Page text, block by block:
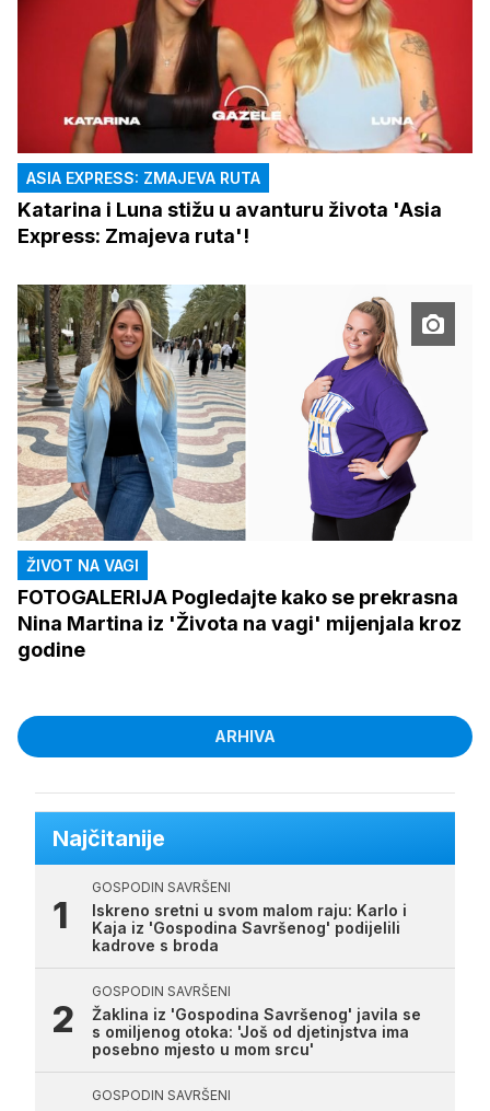
ASIA EXPRESS: ZMAJEVA RUTA
Katarina i Luna stižu u avanturu života 'Asia
Express: Zmajeva ruta'!
ŽIVOT NA VAGI
FOTOGALERIJA Pogledajte kako se prekrasna
Nina Martina iz 'Života na vagi' mijenjala kroz
godine
ARHIVA
Najčitanije
GOSPODIN SAVRŠENI
Iskreno sretni u svom malom raju: Karlo i
Kaja iz 'Gospodina Savršenog' podijelili
kadrove s broda
GOSPODIN SAVRŠENI
Žaklina iz 'Gospodina Savršenog' javila se
s omiljenog otoka: 'Još od djetinjstva ima
posebno mjesto u mom srcu'
GOSPODIN SAVRŠENI